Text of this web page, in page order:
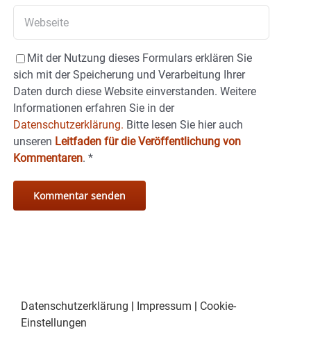
Mit der Nutzung dieses Formulars erklären Sie
sich mit der Speicherung und Verarbeitung Ihrer
Daten durch diese Website einverstanden. Weitere
Informationen erfahren Sie in der
Datenschutzerklärung. Bitte lesen Sie hier auch
unseren Leitfaden für die Veröffentlichung von
Kommentaren. *
Datenschutzerklärung | Impressum | Cookie-
Einstellungen